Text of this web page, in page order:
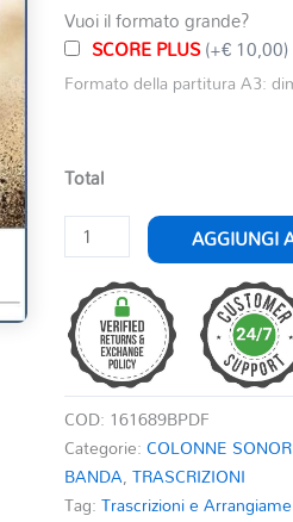
Vuoi il formato grande?
SCORE PLUS(+€ 10,00)
Formato della partitura A3:
Total
BEN
HUR
PARADE
OF
THE
CHARIOTEERS
quantità
AGGIUNGI
COD: 161689BPDF
Categorie:COLONNE
BANDA,TRASCRIZIONI
Tag:Trascrizioni e